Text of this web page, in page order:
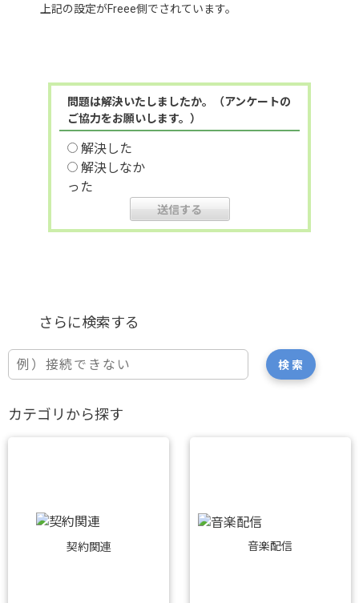
上記の設定がFreee側でされています。
問題は解決いたしましたか。（アンケートの
ご協力をお願いします。）
解決した
解決しなか
った
カテゴリから探す
契約関連 音楽配信